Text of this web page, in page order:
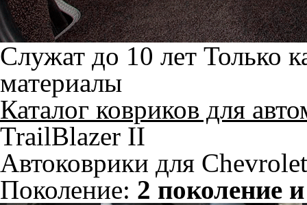
Служат до 10 лет Только
материалы
Каталог ковриков для
TrailBlazer II
Автоковрики для
Поколение: 2 поколение